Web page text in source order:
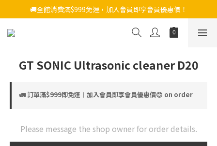
🚚全館消費滿$999免運，加入會員即享會員優惠價！
GT SONIC Ultrasonic cleaner D20
🚛 訂單滿$999即免運︱加入會員即享會員優惠價😊 on order
Please message the shop owner for order details.